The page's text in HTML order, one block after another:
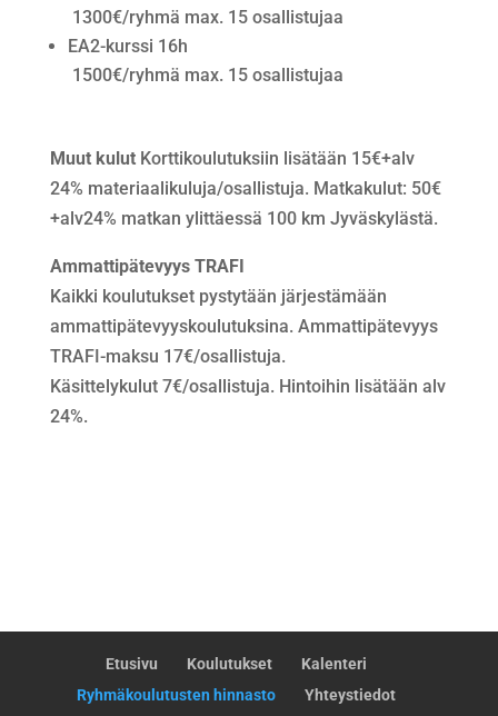
1300€/ryhmä max. 15 osallistujaa
EA2-kurssi 16h
1500€/ryhmä max. 15 osallistujaa
Muut kulutKorttikoulutuksiin lisätään 15€+alv
24% materiaalikuluja/osallistuja. Matkakulut: 50€
+alv24% matkan ylittäessä 100 km Jyväskylästä.
Ammattipätevyys TRAFI
Kaikki koulutukset pystytään järjestämään
ammattipätevyyskoulutuksina. Ammattipätevyys
TRAFI-maksu 17€/osallistuja.
Käsittelykulut 7€/osallistuja. Hintoihin lisätään alv
24%.
Etusivu Koulutukset
Kalenteri
Ryhmäkoulutusten hinnasto
Yhteystiedot